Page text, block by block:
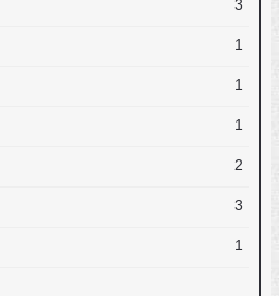
3
1
1
1
2
3
1